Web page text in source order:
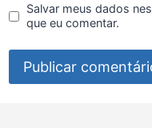
Salvar meus dados
que eu comentar.